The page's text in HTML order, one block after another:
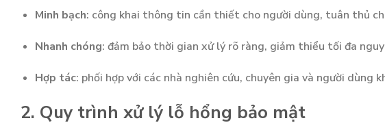
Minh bạch: công khai thông tin cần thiết cho người dùng, tuân thủ
Nhanh chóng: đảm bảo thời gian xử lý rõ ràng, giảm thiểu tối đa
Hợp tác: phối hợp với các nhà nghiên cứu, chuyên gia và người dùng
2. Quy trình xử lý lỗ hổng bảo mật